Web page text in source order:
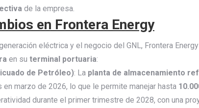
de la empresa.
en Frontera Energy
eléctrica y el negocio del GNL, Frontera
en su terminal portuaria:
de Petróleo): La planta de almacenamiento
en marzo de 2026, lo que le permite manejar hasta
durante el primer trimestre de 2028, con una